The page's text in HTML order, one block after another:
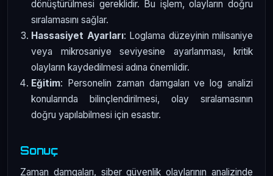
dönüştürülmesi gereklidir. Bu işlem, olayların doğru
sıralamasını sağlar.
Hassasiyet Ayarları: Loglama düzeyinin milisaniye
veya mikrosaniye seviyesine ayarlanması, kritik
olayların kaydedilmesi adına önemlidir.
Eğitim: Personelin zaman damgaları ve log analizi
konularında bilinçlendirilmesi, olay sıralamasının
doğru yapılabilmesi için esastır.
Sonuç
Zaman damgaları, siber güvenlik olaylarının analizinde